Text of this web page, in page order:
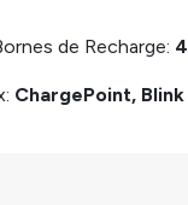
de Recharge: 4
ChargePoint, Blink